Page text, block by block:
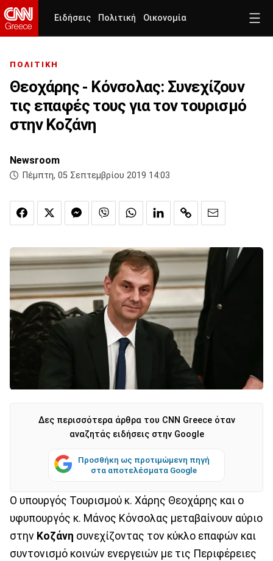
Ειδήσεις Πολιτική Οικονομία
ΠΟΛΙΤΙΚΗ
Θεοχάρης - Κόνσολας: Συνεχίζουν
τις επαφές τους για τον τουρισμό
στην Κοζάνη
Newsroom
Πέμπτη, 05 Σεπτεμβρίου 2019 14:03
Δες περισσότερα άρθρα του CNN Greece όταν
αναζητάς ειδήσεις στην Google
Προσθήκη ως προτιμώμενη πηγή
στα αποτελέσματα Google
Ο υπουργός Τουρισμού κ. Χάρης Θεοχάρης και ο
υφυπουργός κ. Μάνος Κόνσολας μεταβαίνουν αύριο
στην Κοζάνη συνεχίζοντας τον κύκλο επαφών και
συντονισμό κοινών ενεργειών με τις Περιφέρειες